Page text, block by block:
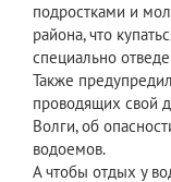
подростками и
района, что
специально
Также
проводящих свой
Волги, об
водоемов.
А чтобы отдых у